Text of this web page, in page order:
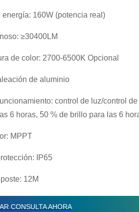
energía: 160W (potencia real)
≥30400LM
de color: 2700-6500K Opcional
de aluminio
control de luz/control
6 horas, 50 % de brillo para las 6
MPPT
IP65
12M
CONSULTA AHORA